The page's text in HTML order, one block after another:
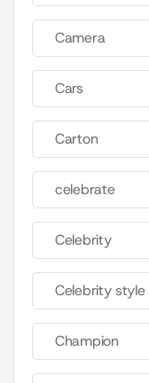
Camera
Cars
Carton
celebrate
Celebrity
Celebrity style
Champion